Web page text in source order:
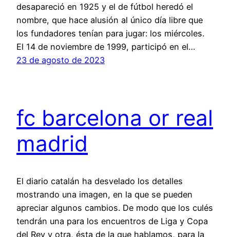
desapareció en 1925 y el de fútbol heredó el
nombre, que hace alusión al único día libre que
los fundadores tenían para jugar: los miércoles.
El 14 de noviembre de 1999, participó en el…
23 de agosto de 2023
fc barcelona or real
madrid
El diario catalán ha desvelado los detalles
mostrando una imagen, en la que se pueden
apreciar algunos cambios. De modo que los culés
tendrán una para los encuentros de Liga y Copa
del Rey y otra, ésta de la que hablamos, para la